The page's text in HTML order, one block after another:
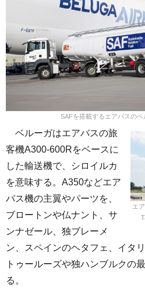
SAFを搭載するエアバスのベ
エ
ベルーガはエアバスの旅
客機A300-600Rをベースに
した輸送機で、シロイルカ
を意味する。A350などエア
バス機の主翼やパーツを、
ブロートンや仏ナント、サ
ンナゼール、独ブレーメ
ン、スペインのヘタフェ、イタ
トゥールーズや独ハンブルクの
る。